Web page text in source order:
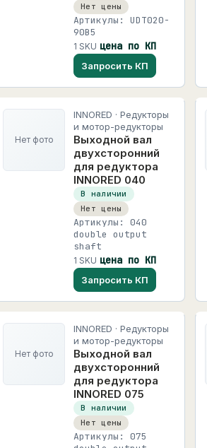
Нет цены
Артикулы: UDT020-
90B5
1 SKU цена по КП
Запросить КП
Нет фото
INNORED · Редукторы
и мотор-редукторы
Выходной вал
двухсторонний
для редуктора
INNORED 040
В наличии
Нет цены
Артикулы: 040
double output
shaft
1 SKU цена по КП
Запросить КП
Нет фото
INNORED · Редукторы
и мотор-редукторы
Выходной вал
двухсторонний
для редуктора
INNORED 075
В наличии
Нет цены
Артикулы: 075